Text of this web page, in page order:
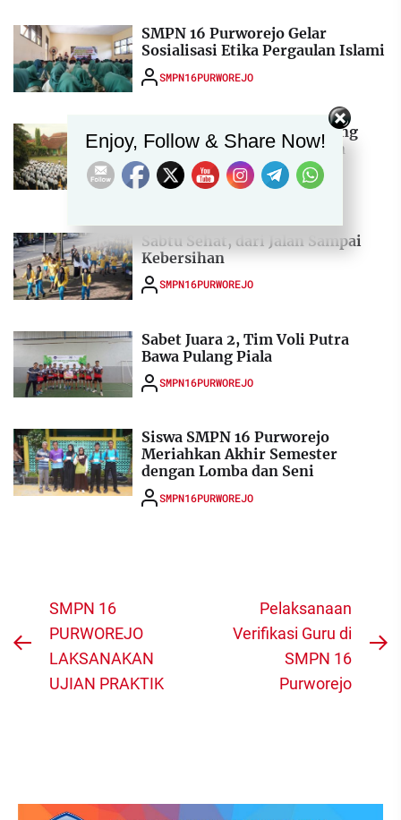
SMPN 16 Purworejo Gelar
Sosialisasi Etika Pergaulan Islami
SMPN16PURWOREJO
Upacara Bendera Berlangsung
Berbeda, Pembina Tegaskan
Pentingnya Safety Riding
SMPN16PURWOREJO
Sabtu Sehat, dari Jalan Sampai
Kebersihan
SMPN16PURWOREJO
Sabet Juara 2, Tim Voli Putra
Bawa Pulang Piala
SMPN16PURWOREJO
Siswa SMPN 16 Purworejo
Meriahkan Akhir Semester
dengan Lomba dan Seni
SMPN16PURWOREJO
Navigasi
pos
Previous
SMPN 16
PURWOREJO
LAKSANAKAN
UJIAN PRAKTIK
Pelaksanaan
Verifikasi Guru di
SMPN 16
Purworejo
Enjoy, Follow & Share Now!